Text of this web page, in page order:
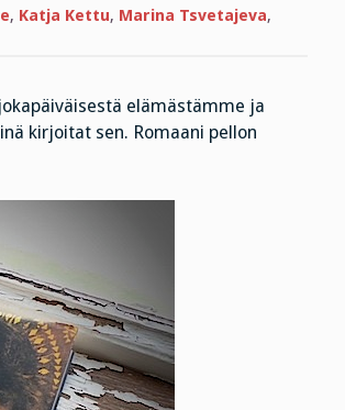
, Katja Kettu, Marina Tsvetajeva,
elämästämme ja
kirjoitat sen. Romaani pellon